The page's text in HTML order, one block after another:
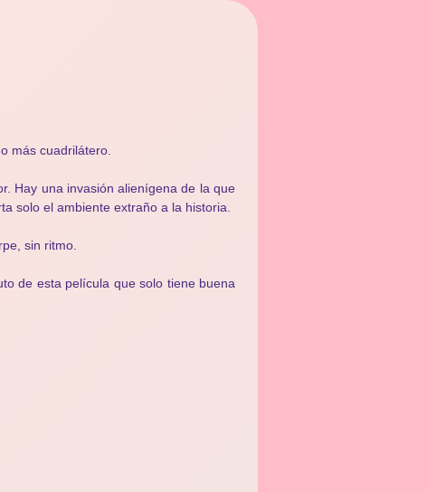
más cuadrilátero.
Hay una invasión alienígena de la que
solo el ambiente extraño a la historia.
sin ritmo.
de esta película que solo tiene buena